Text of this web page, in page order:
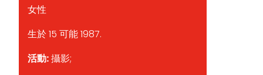
女性
生於 15 可能 1987.
活動:攝影;